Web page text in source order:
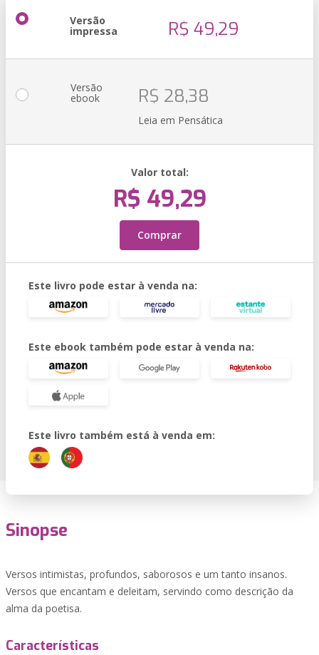
Versão
impressa R$ 49,29
Versão
ebook R$ 28,38
Leia em Pensática
Valor total:
R$ 49,29
Comprar
Este livro pode estar à venda na:
Este ebook também pode estar à venda na:
Este livro também está à venda em:
Sinopse
Versos intimistas, profundos, saborosos e um tanto insanos.
Versos que encantam e deleitam, servindo como descrição da
alma da poetisa.
Características